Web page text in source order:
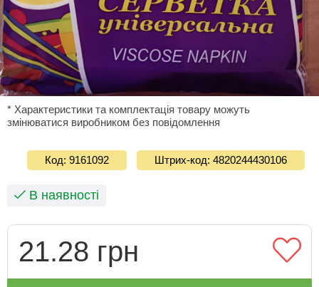
* Характеристики та комплектація товару можуть
змінюватися виробником без повідомлення
Код: 9161092 Штрих-код: 4820244430106
В наявності
21.28 грн